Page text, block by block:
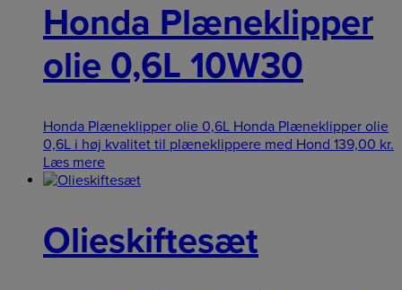
Honda Plæneklipper
olie 0,6L 10W30
Honda Plæneklipper olie 0,6L Honda Plæneklipper olie
0,6L i høj kvalitet til plæneklippere med Hond 139,00 kr.
Læs mere
Olieskiftesæt